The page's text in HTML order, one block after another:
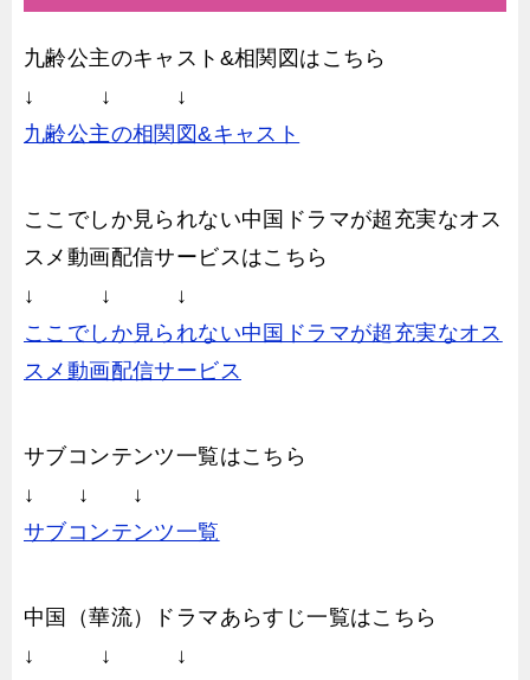
九齢公主のキャスト&相関図はこちら
↓ ↓ ↓
九齢公主の相関図&キャスト
ここでしか見られない中国ドラマが超充実なオス
スメ動画配信サービスはこちら
↓ ↓ ↓
ここでしか見られない中国ドラマが超充実なオス
スメ動画配信サービス
サブコンテンツ一覧はこちら
↓ ↓ ↓
サブコンテンツ一覧
中国（華流）ドラマあらすじ一覧はこちら
↓ ↓ ↓